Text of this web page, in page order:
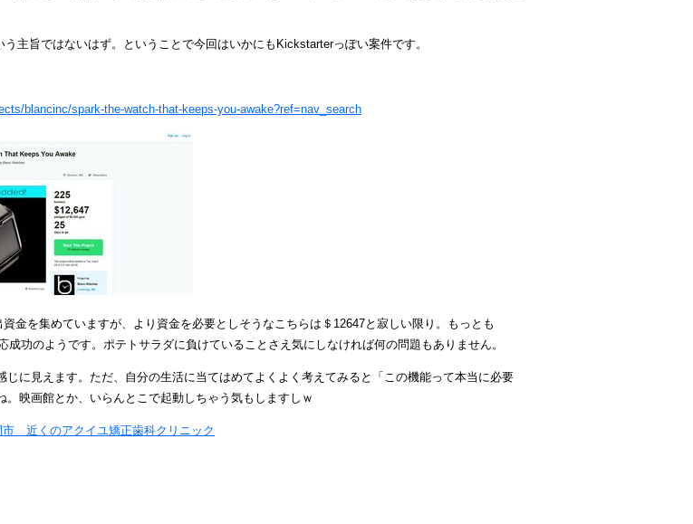
主旨ではないはず。ということで今回はいかにもKickstarterっぽい案件です。
blancinc/spark-the-watch-that-keeps-you-awake?ref=nav_search
金を集めていますが、より資金を必要としそうなこちらは＄12647と寂しい限り。もっとも
成功のようです。ポテトサラダに負けていることさえ気にしなければ何の問題もありません。
じに見えます。ただ、自分の生活に当てはめてよくよく考えてみると「この機能って本当に必要
。映画館とか、いらんとこで起動しちゃう気もしますしｗ
市 近くのアクイユ矯正歯科クリニック